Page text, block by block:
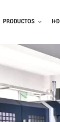
PRODUCTOS I+D